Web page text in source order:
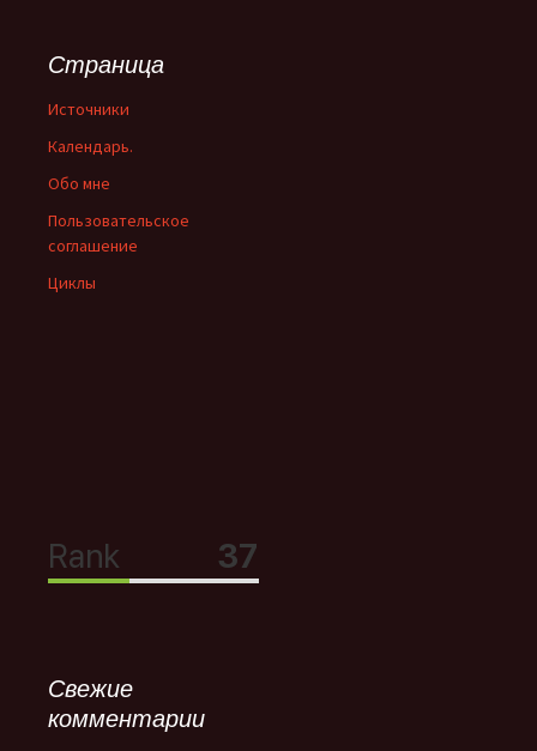
Страница
Источники
Календарь.
Обо мне
Пользовательское
соглашение
Циклы
Свежие
комментарии